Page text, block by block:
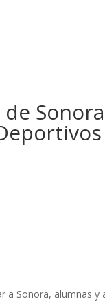
a Sonora, alumnas y